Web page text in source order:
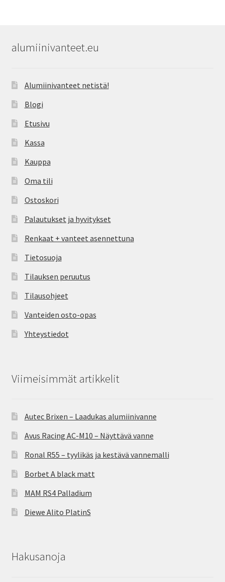
alumiinivanteet.eu
Alumiinivanteet netistä!
Blogi
Etusivu
Kassa
Kauppa
Oma tili
Ostoskori
Palautukset ja hyvitykset
Renkaat + vanteet asennettuna
Tietosuoja
Tilauksen peruutus
Tilausohjeet
Vanteiden osto-opas
Yhteystiedot
Viimeisimmät artikkelit
Autec Brixen – Laadukas alumiinivanne
Avus Racing AC-M10 – Näyttävä vanne
Ronal R55 – tyylikäs ja kestävä vannemalli
Borbet A black matt
MAM RS4 Palladium
Diewe Alito PlatinS
Hakusanoja